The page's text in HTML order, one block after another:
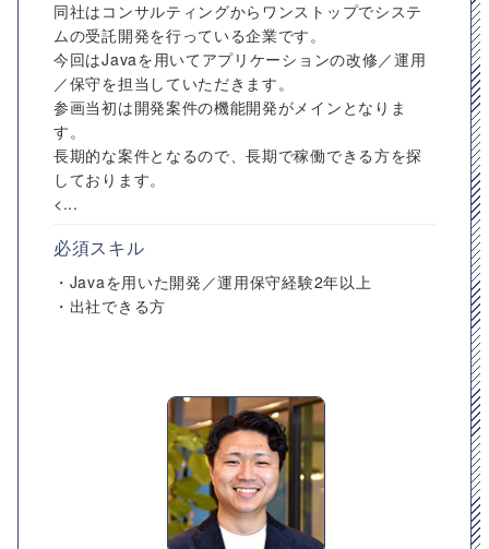
同社はコンサルティングからワンストップでシステ
ムの受託開発を行っている企業です。
今回はJavaを用いてアプリケーションの改修／運用
／保守を担当していただきます。
参画当初は開発案件の機能開発がメインとなりま
す。
長期的な案件となるので、長期で稼働できる方を探
しております。
<...
必須スキル
・Javaを用いた開発／運用保守経験2年以上
・出社できる方